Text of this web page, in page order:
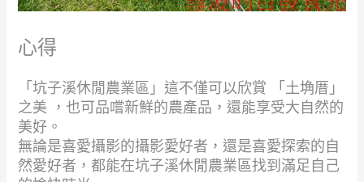
心得
「坑子溪休閒農業區」這不僅可以欣賞 「土埆厝」
之美 ，也可品嚐新鮮的農產品，還能享受大自然的
美好。
無論是喜愛攝影的攝影愛好者，還是喜愛探索的自
然愛好者，都能在坑子溪休閒農業區找到滿足自己